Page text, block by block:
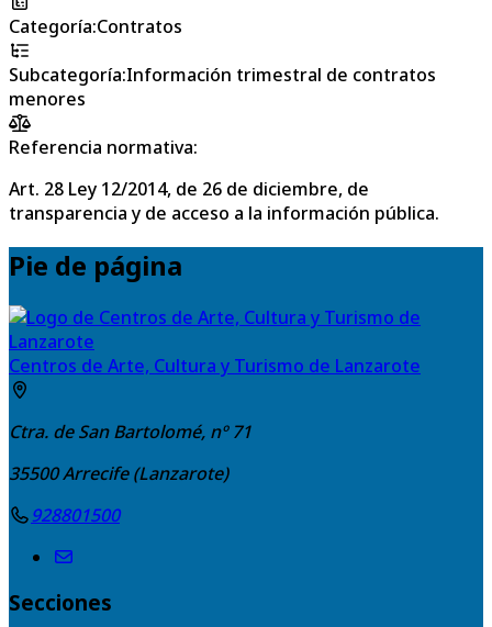
Categoría:Contratos
Subcategoría:Información trimestral de contratos
menores
Referencia normativa:
Art. 28 Ley 12/2014, de 26 de diciembre, de
transparencia y de acceso a la información pública.
Pie de página
Centros de Arte, Cultura y Turismo de Lanzarote
Ctra. de San Bartolomé, nº 71
35500Arrecife (Lanzarote)
928801500
Secciones